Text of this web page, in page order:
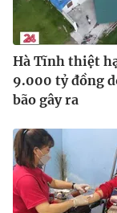
Ðiện thoại Thời báo
Email:
Liên hệ quảng cáo:
Hà Tĩnh thiệt
9.000 tỷ đồng
bão gây ra